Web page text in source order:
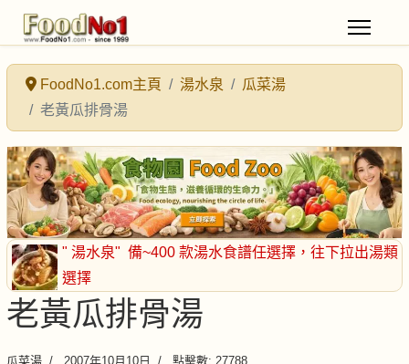
FoodNo1.com主頁 湯水泉
瓜菜湯
老黃瓜排骨湯
" 湯水泉" 備~400 款湯水食譜任選擇 ，往下拉出湯類
選擇
老黃瓜排骨湯
瓜菜湯 2007年10月10日 點擊數: 27788